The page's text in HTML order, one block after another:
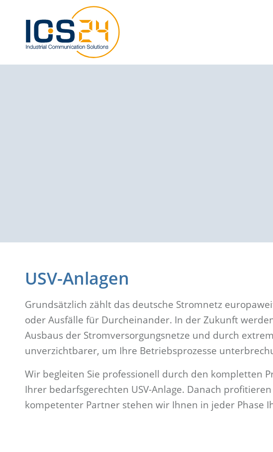
USV-Anlagen
Grundsätzlich zählt das deutsche Stromnetz
oder Ausfälle für Durcheinander. In der Zukunft
Ausbaus der Stromversorgungsnetze und durch
unverzichtbarer, um Ihre Betriebsprozesse
Wir begleiten Sie professionell durch den kompletten
Ihrer bedarfsgerechten USV-Anlage. Danach
kompetenter Partner stehen wir Ihnen in jeder Phase